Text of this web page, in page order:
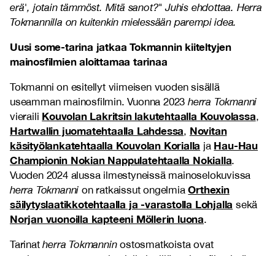
erä', jotain tämmöst. Mitä sanot?" Juhis ehdottaa. Herra
Tokmannilla on kuitenkin mielessään parempi idea.
Uusi some-tarina jatkaa Tokmannin kiiteltyjen
mainosfilmien aloittamaa tarinaa
Tokmanni on esitellyt viimeisen vuoden sisällä
useamman mainosfilmin. Vuonna 2023herra Tokmanni
vieraili Kouvolan Lakritsin lakutehtaalla Kouvolassa,
Hartwallin juomatehtaalla Lahdessa, Novitan
käsityölankatehtaalla Kouvolan Korialla ja Hau-Hau
Championin Nokian Nappulatehtaalla Nokialla.
Vuoden 2024 alussa ilmestyneissä mainoselokuvissa
herra Tokmanni on ratkaissut ongelmiaOrthexin
säilytyslaatikkotehtaalla ja -varastolla Lohjalla sekä
Norjan vuonoilla kapteeni Möllerin luona.
Tarinatherra Tokmanninostosmatkoista ovat